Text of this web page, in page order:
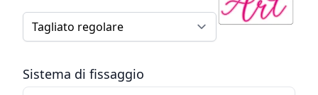
Tipo di taglio per insegne luminose
Sistema di fissaggio